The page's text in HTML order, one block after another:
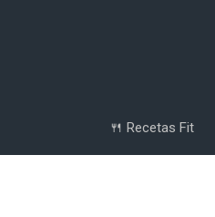
🍴 Recetas Fit